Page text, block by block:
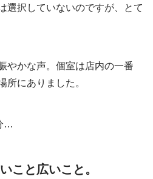
選択していないのですが、とて
やかな声。個室は店内の一番
所にありました。
…
こと広いこと。